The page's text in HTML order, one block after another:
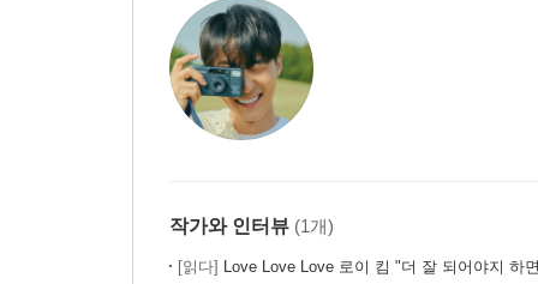
작가와 인터뷰 (1개)
[읽다] Love Love Love 로이 킴 "더 잘 되어야지 하